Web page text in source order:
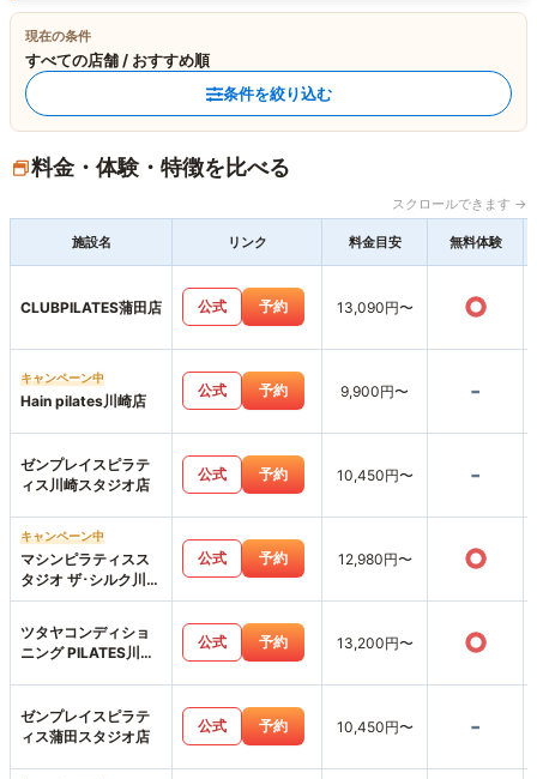
現在の条件
すべての店舗 / おすすめ順
条件を絞り込む
料金・体験・特徴を比べる
スクロールできます →
施設名 リンク 料金目安 無料体験
CLUBPILATES蒲田店 公式 予約 13,090円〜 ○
キャンペーン中
Hain pilates川崎店
公式 予約 9,900円〜 -
ゼンプレイスピラテ
ィス川崎スタジオ店
公式 予約 10,450円〜 -
キャンペーン中
マシンピラティスス
タジオ ザ･シルク川崎
店
公式 予約 12,980円〜 ○
ツタヤコンディショ
ニング PILATES川崎
公式 予約 13,200円〜 ○
ゼンプレイスピラテ
ィス蒲田スタジオ店
公式 予約 10,450円〜 -